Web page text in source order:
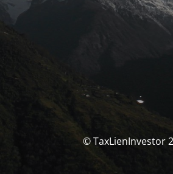
© TaxLienInvestor